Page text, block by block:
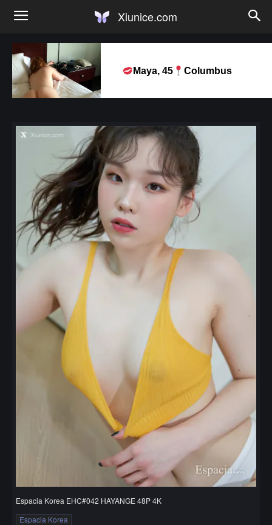
Xiunice.com
Maya, 45 Columbus
Espacia Korea EHC#042 HAYANGE 48P 4K
Espacia Korea